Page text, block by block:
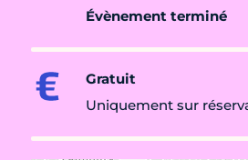
Évènement terminé
Gratuit
Uniquement sur